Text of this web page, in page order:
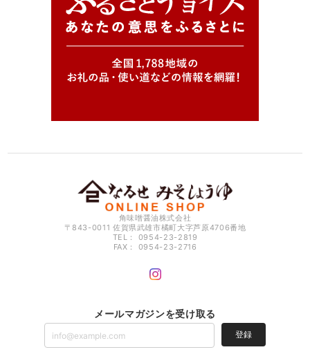
角味噌醤油株式会社
〒843-0011 佐賀県武雄市橘町大字芦原4706番地
TEL： 0954-23-2819
FAX： 0954-23-2716
メールマガジンを受け取る
登録